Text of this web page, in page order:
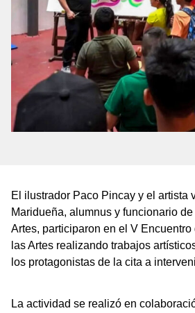
El ilustrador Paco Pincay y el artista
Maridueña, alumnus y funcionario
Artes, participaron en el V
las Artes realizando trabajos
los protagonistas de la cita a
La actividad se realizó en